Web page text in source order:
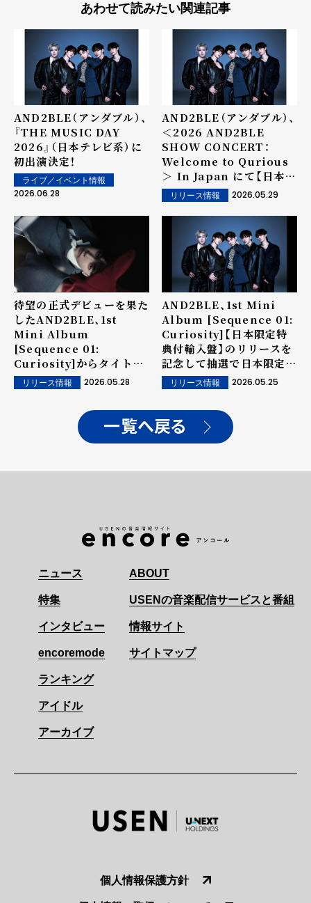
あわせて読みたい関連記事
AND2BLE（アンダブル）、
『THE MUSIC DAY
2026』（日本テレビ系）に
初出演決定！
ライブ／イベント情報
2026.06.28
AND2BLE（アンダブル）、
＜2026 AND2BLE
SHOW CONCERT：
Welcome to Qurious
＞ In Japan にて【日本公
式グッズ】の販売が決定！
グッズラインナップも公開
リリース情報 2026.05.29
待望の正式デビューを果た
したAND2BLE、1st
Mini Album
[Sequence 01:
Curiosity]からタイトル
曲「Curious」のミュージ
ックビデオ公開！
リリース情報 2026.05.28
AND2BLE、1st Mini
Album [Sequence 01:
Curiosity]【日本限定特
典付輸入盤】のリリースを
記念して抽選で日本限定特
典が当たるデジタルキャン
ペーンの実施が決定！
リリース情報 2026.05.25
一覧へ戻る
ニュース
特集
インタビュー
encoremode
ランキング
アイドル
アーカイブ
ABOUT
USENの音楽配信サービスと番組
情報サイト
サイトマップ
個人情報保護方針